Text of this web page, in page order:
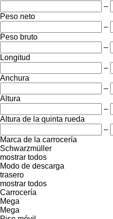
–
Peso neto
–
Peso bruto
–
Longitud
–
Anchura
–
Altura
–
Altura de la quinta rueda
–
Marca de la carrocería
Schwarzmüller
mostrar todos
Modo de descarga
trasero
mostrar todos
Carrocería
Mega
Mega